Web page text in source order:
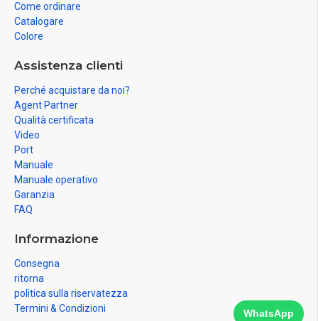
Come ordinare
Catalogare
Colore
Assistenza clienti
Perché acquistare da noi?
Agent Partner
Qualità certificata
Video
Port
Manuale
Manuale operativo
Garanzia
FAQ
Informazione
Consegna
ritorna
politica sulla riservatezza
Termini & Condizioni
WhatsApp